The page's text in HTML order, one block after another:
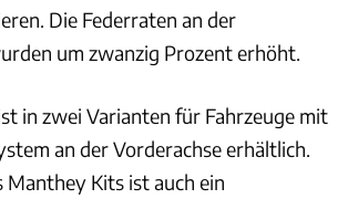
Die Federraten an der
um zwanzig Prozent erhöht.
in zwei Varianten für Fahrzeuge mit
an der Vorderachse erhältlich.
Manthey Kits ist auch ein